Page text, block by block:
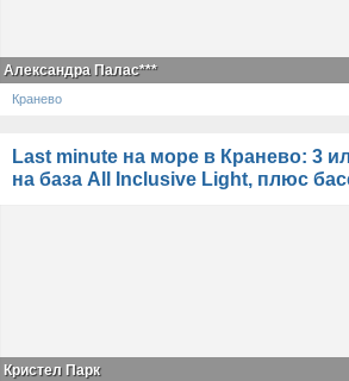
Александра Палас***
Кранево
Last minute на море в Кранево: 3
на база All Inclusive Light, плюс
Кристел Парк